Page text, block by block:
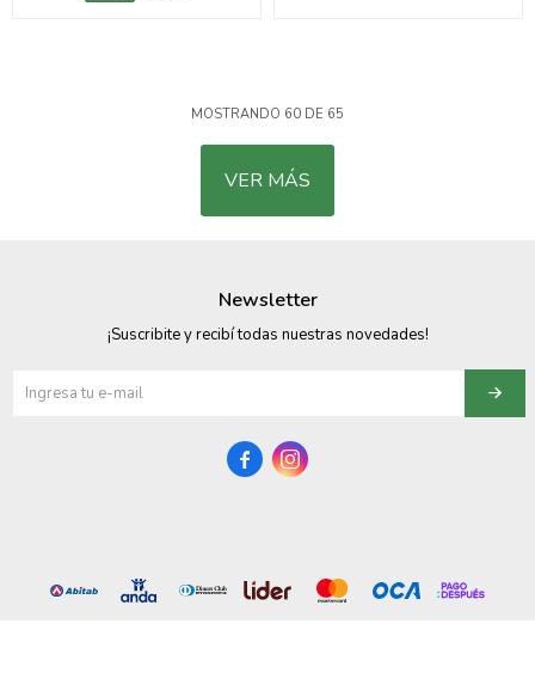
MOSTRANDO 60 DE 65
VER MÁS
Newsletter
¡Suscribite y recibí todas nuestras novedades!
 